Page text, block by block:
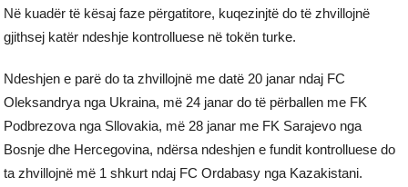
Në kuadër të kësaj faze përgatitore, kuqezinjtë do të zhvillojnë
gjithsej katër ndeshje kontrolluese në tokën turke.
Ndeshjen e parë do ta zhvillojnë me datë 20 janar ndaj FC
Oleksandrya nga Ukraina, më 24 janar do të përballen me FK
Podbrezova nga Sllovakia, më 28 janar me FK Sarajevo nga
Bosnje dhe Hercegovina, ndërsa ndeshjen e fundit kontrolluese do
ta zhvillojnë më 1 shkurt ndaj FC Ordabasy nga Kazakistani.